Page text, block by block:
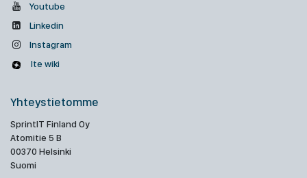
Youtube
Linkedin
Instagram
Ite wiki
Yhteystietomme
SprintIT Finland Oy
Atomitie 5 B
00370 Helsinki
Suomi